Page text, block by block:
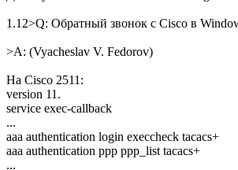
1.12>Q: Обратный звонок с Cisco в
>A: (Vyacheslav V. Fedorov)
Hа Cisco 2511:
version 11.
service exec-callback
...
aaa authentication login execcheck tacacs+
aaa authentication ppp ppp_list tacacs+
...